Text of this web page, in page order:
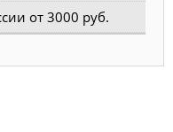
от 3000 руб.